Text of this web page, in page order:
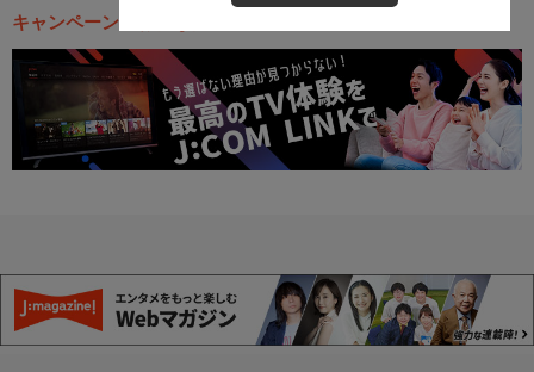
キャンペーン・お得な情報